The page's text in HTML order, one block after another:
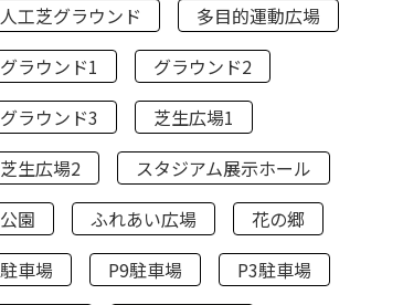
人工芝グラウンド
多目的運動広場
グラウンド1
グラウンド2
グラウンド3
芝生広場1
芝生広場2
スタジアム展示ホール
公園
ふれあい広場
花の郷
駐車場
P9駐車場
P3駐車場